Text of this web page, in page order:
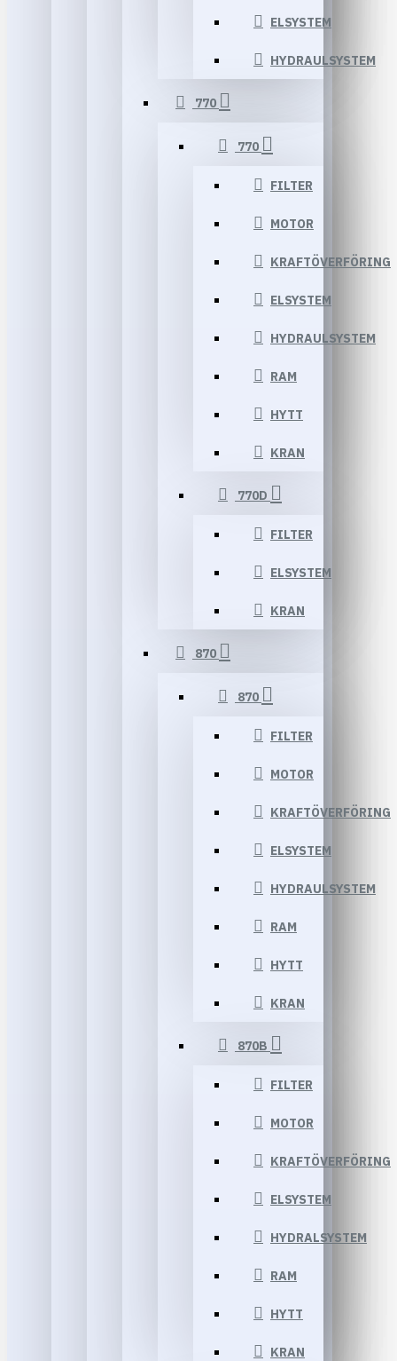
ELSYSTEM
HYDRAULSYSTEM
770
770
FILTER
MOTOR
KRAFTÖVERFÖRING
ELSYSTEM
HYDRAULSYSTEM
RAM
HYTT
KRAN
770D
FILTER
ELSYSTEM
KRAN
870
870
FILTER
MOTOR
KRAFTÖVERFÖRING
ELSYSTEM
HYDRAULSYSTEM
RAM
HYTT
KRAN
870B
FILTER
MOTOR
KRAFTÖVERFÖRING
ELSYSTEM
HYDRALSYSTEM
RAM
HYTT
KRAN